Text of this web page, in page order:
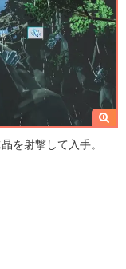
を射撃して入手。